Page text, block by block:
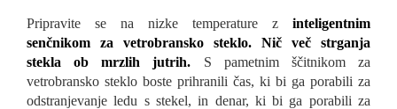
Pripravite se na nizke temperature z inteligentnim
senčnikom za vetrobransko steklo. Nič več strganja
stekla ob mrzlih jutrih. S pametnim ščitnikom za
vetrobransko steklo boste prihranili čas, ki bi ga porabili za
odstranjevanje ledu s stekel, in denar, ki bi ga porabili za